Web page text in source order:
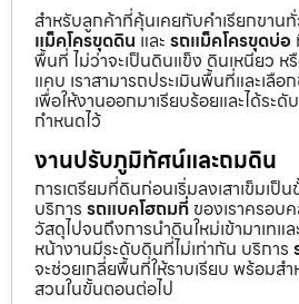
สำหรับลูกค้าที่คุ้นเคยกับคำเรียกขานทั่
แม็คโครขุดดิน และ รถแม็คโครขุดบ่อ
พื้นที่ ไม่ว่าจะเป็นดินแข็ง ดินเหนียว ห
แคบ เราสามารถประเมินพื้นที่และเลื
เพื่อให้งานออกมาเรียบร้อยและได้ร
กำหนดไว้
งานปรับภูมิทัศน์และถมดิน
การเตรียมที่ดินก่อนเริ่มลงเสาเข็มเ
บริการ รถแบคโฮถมที่ ของเราครอบ
วัสดุไปจนถึงการนำดินใหม่เข้ามาเทแ
หน้างานมีระดับดินที่ไม่เท่ากัน บริการ
จะช่วยเกลี่ยพื้นที่ให้ราบเรียบ พร้อมส
สวนในขั้นตอนต่อไป